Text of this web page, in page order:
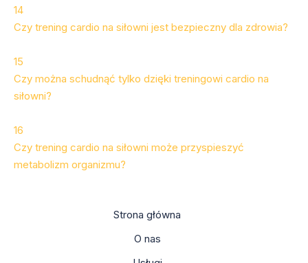
14
Czy trening cardio na siłowni jest bezpieczny dla zdrowia?
15
Czy można schudnąć tylko dzięki treningowi cardio na
siłowni?
16
Czy trening cardio na siłowni może przyspieszyć
metabolizm organizmu?
Strona główna
O nas